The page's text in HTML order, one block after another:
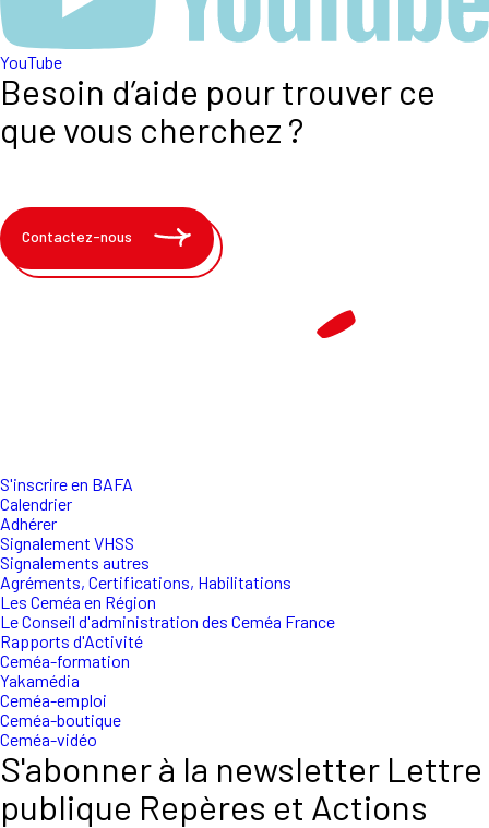
YouTube
Besoin d’aide pour trouver ce
que vous cherchez ?
Contactez-nous
S'inscrire en BAFA
Calendrier
Adhérer
Signalement VHSS
Signalements autres
Agréments, Certifications, Habilitations
Les Ceméa en Région
Le Conseil d'administration des Ceméa France
Rapports d'Activité
Ceméa-formation
Yakamédia
Ceméa-emploi
Ceméa-boutique
Ceméa-vidéo
S'abonner à la newsletter Lettre
publique Repères et Actions